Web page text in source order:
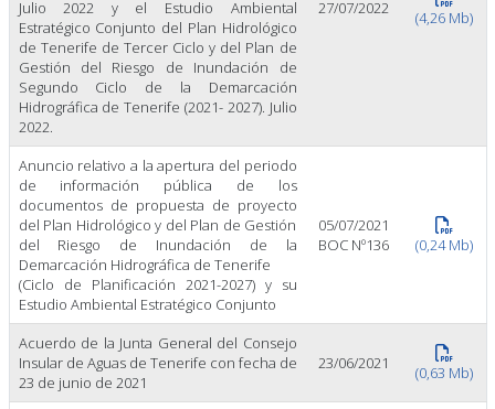
Julio 2022 y el Estudio Ambiental
Estratégico Conjunto del Plan Hidrológico
de Tenerife de Tercer Ciclo y del Plan de
Gestión del Riesgo de Inundación de
Segundo Ciclo de la Demarcación
Hidrográfica de Tenerife (2021- 2027). Julio
2022.
27/07/2022 (4,26 Mb)
Anuncio relativo a la apertura del periodo
de información pública de los
documentos de propuesta de proyecto
del Plan Hidrológico y del Plan de Gestión
del Riesgo de Inundación de la
Demarcación Hidrográfica de Tenerife
(Ciclo de Planificación 2021-2027) y su
Estudio Ambiental Estratégico Conjunto
05/07/2021
BOC Nº136
(0,24 Mb)
Acuerdo de la Junta General del Consejo
Insular de Aguas de Tenerife con fecha de
23 de junio de 2021
23/06/2021 (0,63 Mb)